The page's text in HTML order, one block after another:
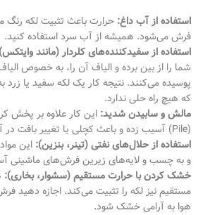
استفاده از آب داغ: حرارت باعث تثبیت لکه رنگ
فرش می‌شود. همیشه از آب سرد استفاده کنید.
استفاده از سفیدکننده‌های کلردار (مانند
شما را از بین برده و الیاف آن را، به خصوص
پوسیده می‌کنند. نتیجه کار یک لکه سفید یا زرد
که هیچ راه حلی ندارد.
مالش و سابیدن شدید: این کار علاوه بر پخش
(Pile) آسیب زده و باعث کچلی یا تغییر بافت در آن ناحیه می‌شود.
استفاده از حلال‌های نفتی (تینر، بنزین): این
و به چسب و لایه‌های زیرین فرش‌های ماشینی
خشک کردن با حرارت مستقیم (سشوار، بخاری):
مستقیم نیز لکه را تثبیت می‌کند. اجازه دهید
هوا به آرامی خشک شود.